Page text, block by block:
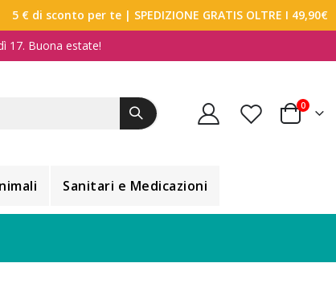
5 € di sconto per te | SPEDIZIONE GRATIS OLTRE I 49,90€
17. Buona estate!
Carrello
0
Sanitari e Medicazioni